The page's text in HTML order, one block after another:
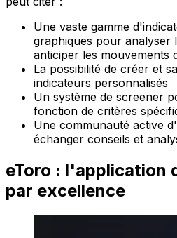
Une vaste gamme
graphiques pour analyser
anticiper les mouvements
La possibilité de créer et
indicateurs personnalisés
Un système de screener
fonction de critères
Une communauté active
échanger conseils et
eToro : l'application
par excellence